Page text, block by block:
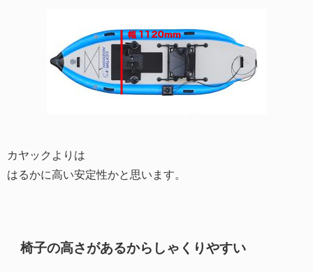
カヤックよりは
はるかに高い安定性かと思います。
椅子の高さがあるからしゃくりやすい